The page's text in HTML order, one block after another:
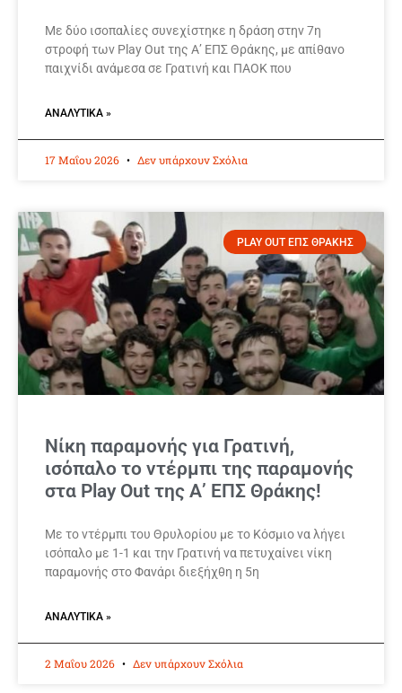
Με δύο ισοπαλίες συνεχίστηκε η δράση στην 7η
στροφή των Play Out της Α’ ΕΠΣ Θράκης, με απίθανο
παιχνίδι ανάμεσα σε Γρατινή και ΠΑΟΚ που
ΑΝΑΛΥΤΙΚΆ »
17 Μαΐου 2026 Δεν υπάρχουν Σχόλια
PLAY OUT ΕΠΣ ΘΡΑΚΗΣ
Νίκη παραμονής για Γρατινή,
ισόπαλο το ντέρμπι της παραμονής
στα Play Out της Α’ ΕΠΣ Θράκης!
Με το ντέρμπι του Θρυλορίου με το Κόσμιο να λήγει
ισόπαλο με 1-1 και την Γρατινή να πετυχαίνει νίκη
παραμονής στο Φανάρι διεξήχθη η 5η
ΑΝΑΛΥΤΙΚΆ »
2 Μαΐου 2026 Δεν υπάρχουν Σχόλια